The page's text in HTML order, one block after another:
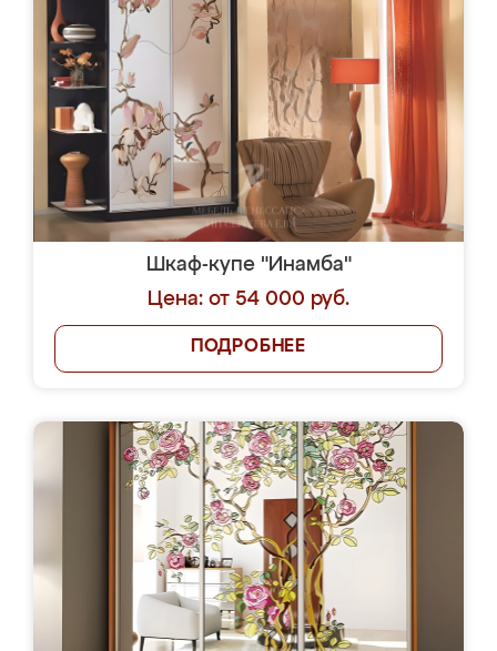
Шкаф-купе "Инамба"
Цена: от 54 000 руб.
ПОДРОБНЕЕ